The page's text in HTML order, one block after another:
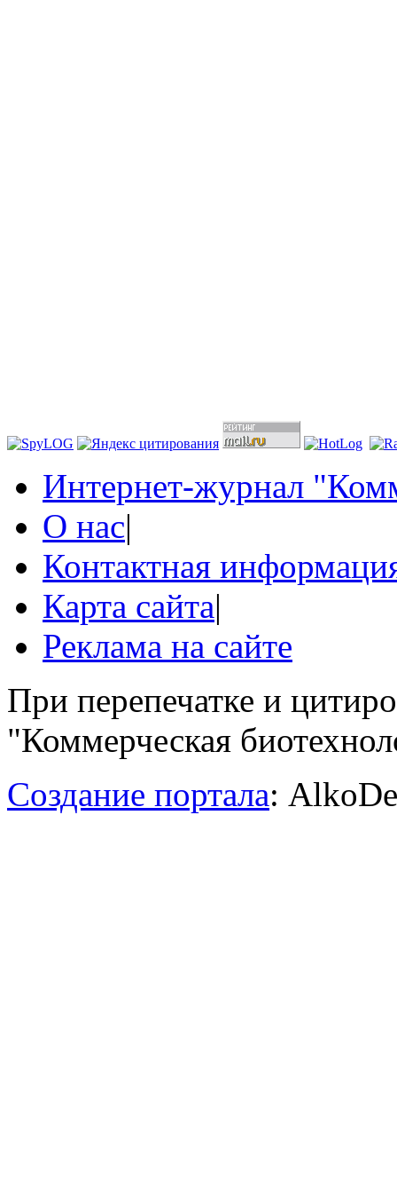
Интернет-журнал
О нас|
Контактная
Карта сайта|
Реклама на сайте
При перепечатке и
"Коммерческая
Создание портала: